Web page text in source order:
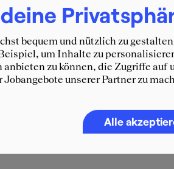
bequem und nützlich zu
um Inhalte zu
zu können, die Zugriffe auf
unserer Partner zu
Alle